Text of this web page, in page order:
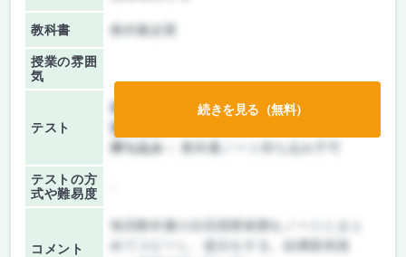
教科書 教科書必要
授業の雰囲
気
テスト
前期/中間：
テストのみ
後期/期末：
持ち込み：
教科書ノート持ち込み不可
テストの方
式や難易度
コメント
毎回教科書の次回授業範囲をノートにまと
めてコピーし、提出をする。結構面倒臭
続きを見る（無料）